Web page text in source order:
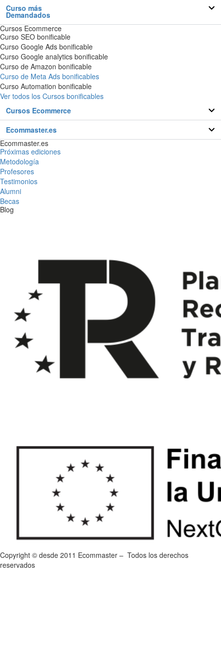
Curso más
Demandados
Cursos Ecommerce
Curso SEO bonificable
Curso Google Ads bonificable
Curso Google analytics bonificable
Curso de Amazon bonificable
Curso de Meta Ads bonificables
Curso Automation bonificable
Ver todos los Cursos bonificables
Cursos Ecommerce
Ecommaster.es
Ecommaster.es
Próximas ediciones
Metodología
Profesores
Testimonios
Alumni
Becas
Blog
Copyright © desde 2011 Ecommaster – Todos los derechos
reservados